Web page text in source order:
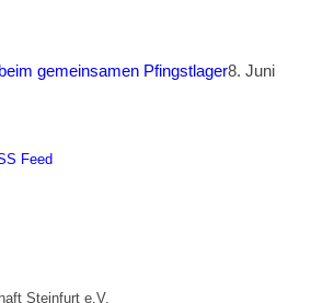
gemeinsamen Pfingstlager8. Juni
Feed
Steinfurt e.V.